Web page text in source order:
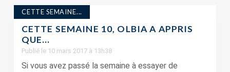
CETTE SEMAINE...
CETTE SEMAINE 10, OLBIA A APPRIS
QUE…
Publié le 10 mars 2017 à 13h38
Si vous avez passé la semaine à essayer de